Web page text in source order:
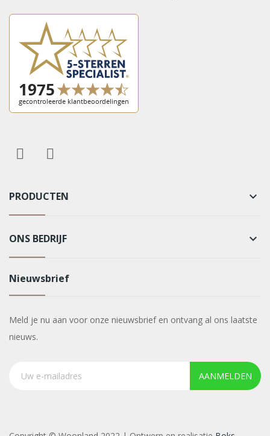
PRODUCTEN keyboard_arrow_down
ONS BEDRIJF keyboard_arrow_down
Nieuwsbrief
Meld je nu aan voor onze nieuwsbrief en ontvang al ons laatste
nieuws.
AANMELDEN